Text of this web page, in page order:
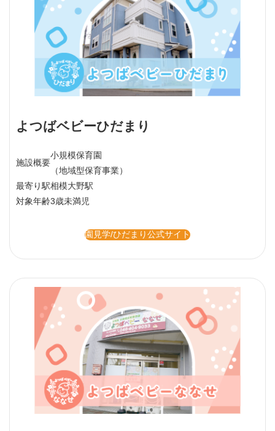
よつばベビーひだまり
施設概要
小規模保育園
（地域型保育事業）
最寄り駅相模大野駅
対象年齢3歳未満児
園見学/ひだまり公式サイト